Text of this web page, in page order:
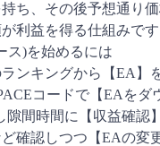
ち、その後予想通り
利益を得る仕組みです
ス)を始めるには
ンキングから【EA】
コードで【EAをダ
隙間時間に【収益確認】
確認しつつ【EAの変